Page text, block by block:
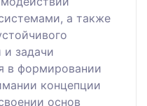
а также
и задачи
в формировании
концепции
основ